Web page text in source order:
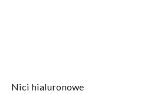
Nici hialuronowe